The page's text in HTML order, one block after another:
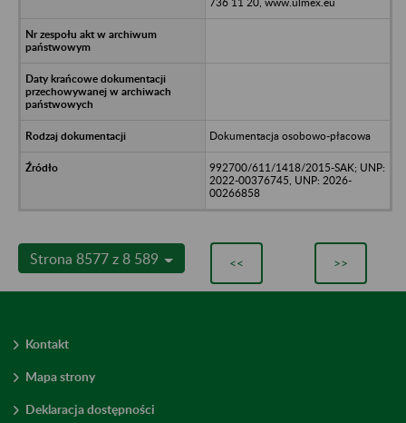
Dokumentacja osobowo-płacowa
992700/611/1418/2015-SAK; UNP:
2022-00376745, UNP: 2026-
00266858
Strona 8577 z 8 589 << >>
Kontakt
Mapa strony
Deklaracja dostępności